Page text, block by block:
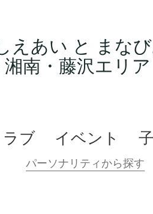
えあい と まな
南・藤沢エリア
ブ イベント